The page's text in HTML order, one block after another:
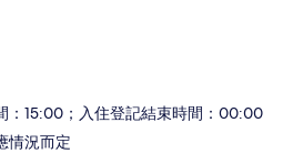
：15:00；入住登記結束時間：00:00
情況而定